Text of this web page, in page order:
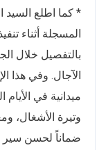
* كما اطلع السيد
المسجلة أثناء
بالتفصيل خلال
الآجال. وفي هذا
ميدانية في
وتيرة الأشغال،
ضماناً لحسن سير